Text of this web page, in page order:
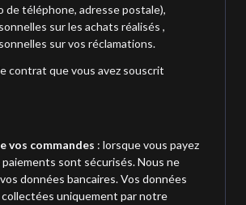
de téléphone, adresse postale),
sur les achats réalisés ,
sur vos réclamations.
contrat que vous avez souscrit
vos commandes : lorsque vous payez
paiements sont sécurisés. Nous ne
données bancaires. Vos données
uniquement par notre